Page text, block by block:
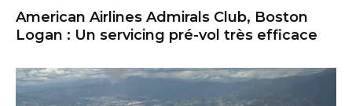
American Airlines Admirals Club, Boston
Logan : Un servicing pré-vol très efficace